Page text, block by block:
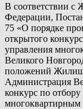
В соответствии с
Федерации,
75 «О порядке
открытого
управления
Великого
положений
Администрация
конкурс по
многоквартирным